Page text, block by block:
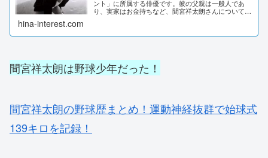
ント」に所属する俳優です。彼の父親は一般人であ
り、実家はお金持ちなど、間宮祥太朗さんについて
の父...
hina-interest.com
間宮祥太朗は野球少年だった！
間宮祥太朗の野球歴まとめ！運動神経抜群で始球式
139キロを記録！